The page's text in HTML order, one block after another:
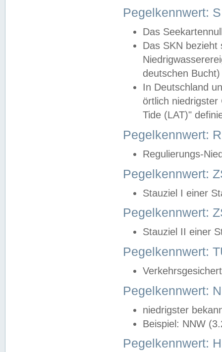
Pegelkennwert:
Das
Das SKN
deutschen
In Deutschland
örtlich
Tide (LAT)"
Pegelkennwert:
Regulierungs-
Pegelkennwert:
Stauziel I einer
Pegelkennwert:
Stauziel II einer
Pegelkennwert:
Pegelkennwert:
niedrigster
Beispiel: NNW
Pegelkennwert: